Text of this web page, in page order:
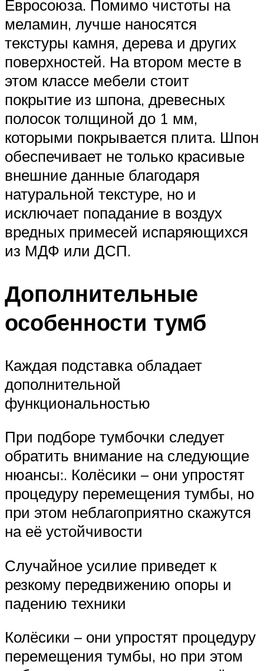
Евросоюза. Помимо чистоты на
меламин, лучше наносятся
текстуры камня, дерева и других
поверхностей. На втором месте в
этом классе мебели стоит
покрытие из шпона, древесных
полосок толщиной до 1 мм,
которыми покрывается плита. Шпон
обеспечивает не только красивые
внешние данные благодаря
натуральной текстуре, но и
исключает попадание в воздух
вредных примесей испаряющихся
из МДФ или ДСП.
Дополнительные
особенности тумб
Каждая подставка обладает
дополнительной
функциональностью
При подборе тумбочки следует
обратить внимание на следующие
нюансы:. Колёсики – они упростят
процедуру перемещения тумбы, но
при этом неблагоприятно скажутся
на её устойчивости
Случайное усилие приведет к
резкому передвижению опоры и
падению техники
Колёсики – они упростят процедуру
перемещения тумбы, но при этом